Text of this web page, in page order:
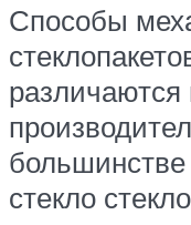
Способы
различаются
стекло